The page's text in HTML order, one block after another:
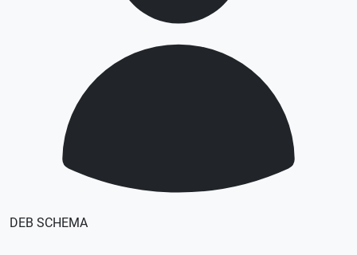
DEB SCHEMA